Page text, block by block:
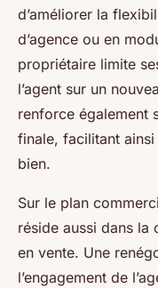
d’améliorer la
d’agence ou en
propriétaire limite
l’agent sur un
renforce également
finale, facilitant
bien.
Sur le plan
réside aussi dans la
en vente. Une
l’engagement de